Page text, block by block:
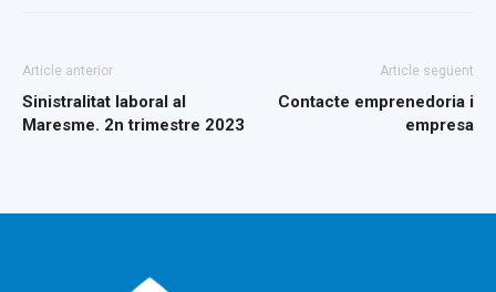
Article anterior
Sinistralitat laboral al
Maresme. 2n trimestre 2023
Article següent
Contacte emprenedoria i
empresa